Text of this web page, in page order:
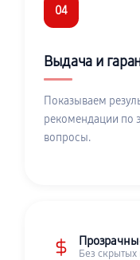
04
Выдача и
Показываем
рекомендации по
вопросы.
Без